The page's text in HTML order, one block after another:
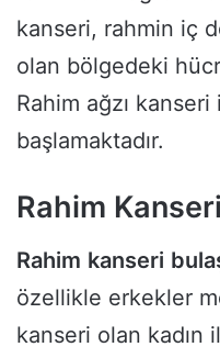
kanseri, rahmin iç
olan bölgedeki
Rahim ağzı
başlamaktadır.
Rahim Kanseri
Rahim kanseri
özellikle erkekler
kanseri olan kadın